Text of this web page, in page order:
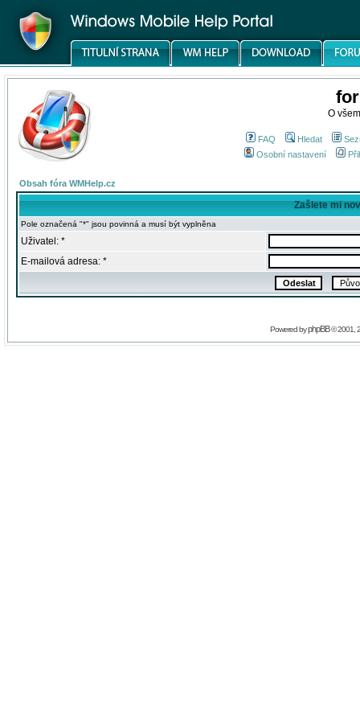
O
FAQ Hledat
Osobní nastavení
Obsah fóra WMHelp.cz
Zašlete mi
Pole označená "*" jsou povinná a musí být vyplněna
Uživatel: *
E-mailová adresa: *
Powered byphpBB© 2001,